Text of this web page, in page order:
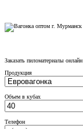
Заказать пиломатериалы онлайн
Продукция
Объем в кубах
Телефон